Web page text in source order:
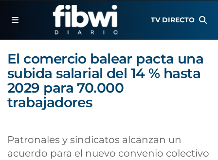
TV DIRECTO
El comercio balear pacta una
subida salarial del 14 % hasta
2029 para 70.000
trabajadores
Patronales y sindicatos alcanzan un
acuerdo para el nuevo convenio colectivo